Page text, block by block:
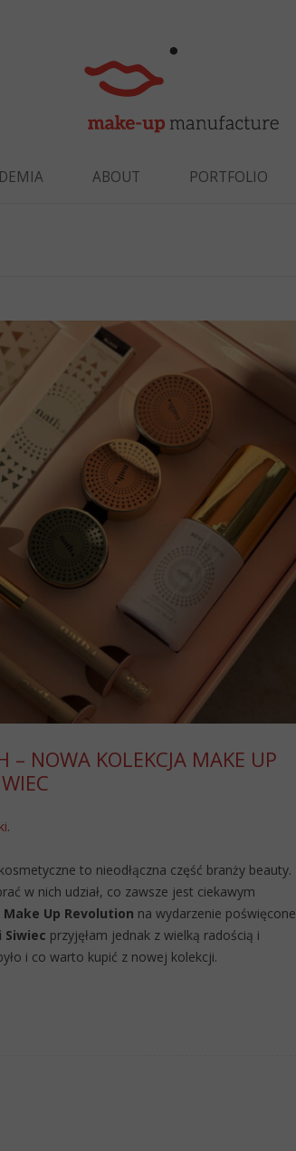
ABOUT PORTFOLIO
– NOWA KOLEKCJA MAKE UP
.
to nieodłączna część branży beauty.
w nich udział, co zawsze jest ciekawym
Make Up Revolution na wydarzenie poświęcone
przyjęłam jednak z wielką radością i
i co warto kupić z nowej kolekcji.